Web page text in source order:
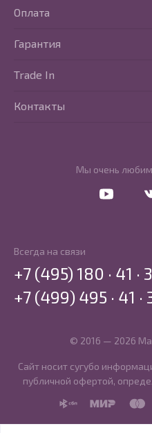
Мы очень
Оплата
Гарантия
Trade In
Контакты
Всегда на связи
+7 (495) 180 · 41 ·
+7 (499) 495 · 41 ·
© 2016 — 2026
Сайт носит сугубо
публичной офертой,
SBP
MIR